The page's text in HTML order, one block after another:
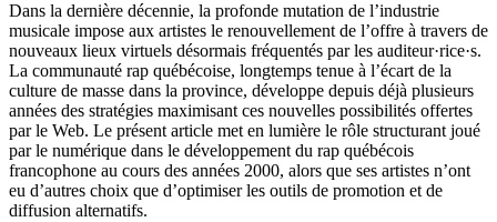
Dans la dernière décennie, la profonde mutation de l’industrie
musicale impose aux artistes le renouvellement de l’offre à travers de
nouveaux lieux virtuels désormais fréquentés par les auditeur·rice·s.
La communauté rap québécoise, longtemps tenue à l’écart de la
culture de masse dans la province, développe depuis déjà plusieurs
années des stratégies maximisant ces nouvelles possibilités offertes
par le Web. Le présent article met en lumière le rôle structurant joué
par le numérique dans le développement du rap québécois
francophone au cours des années 2000, alors que ses artistes n’ont
eu d’autres choix que d’optimiser les outils de promotion et de
diffusion alternatifs.